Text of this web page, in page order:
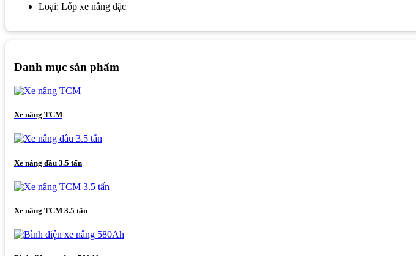
Loại: Lốp xe nâng đặc
Danh mục sản phẩm
Xe nâng TCM
Xe nâng dầu 3.5 tấn
Xe nâng TCM 3.5 tấn